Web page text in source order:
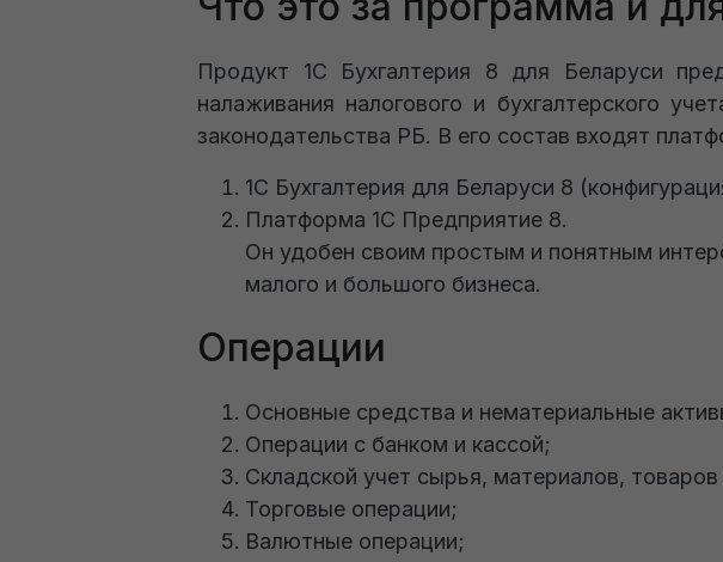
Продукт 1С Бухгалтерия 8 для Беларуси
налаживания налогового и бухгалтерского
законодательства РБ. В его состав входят
1С Бухгалтерия для Беларуси 8
Платформа 1С Предприятие 8.
Он удобен своим простым и понятным
малого и большого бизнеса.
Операции
Основные средства и нематериальные
Операции с банком и кассой;
Складской учет сырья, материалов,
Торговые операции;
Валютные операции;